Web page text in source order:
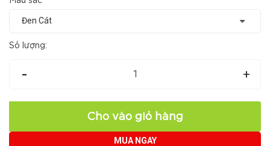
Số lượng:
- +
Cho vào giỏ hàng
MUA NGAY